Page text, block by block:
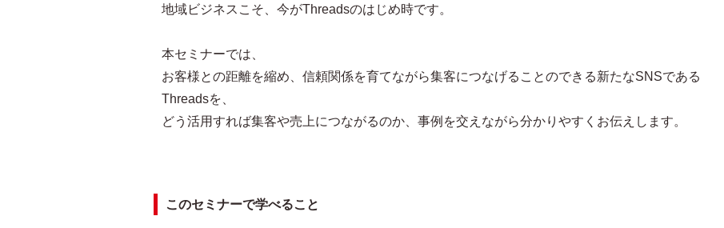
地域ビジネスこそ、今がThreadsのはじめ時です。
本セミナーでは、
お客様との距離を縮め、信頼関係を育てながら集客につなげることのできる新たなSNSである
Threadsを、
どう活用すれば集客や売上につながるのか、事例を交えながら分かりやすくお伝えします。
このセミナーで学べること